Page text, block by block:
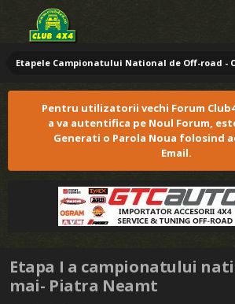
Etapele Campionatului National de Off-road -
Pentru utilizatorii vechi Forum
a va autentifica pe Noul Forum,
Generati o Parola Noua folosind
Email.
Etapa I a campionatului
mai- Piatra Neamt